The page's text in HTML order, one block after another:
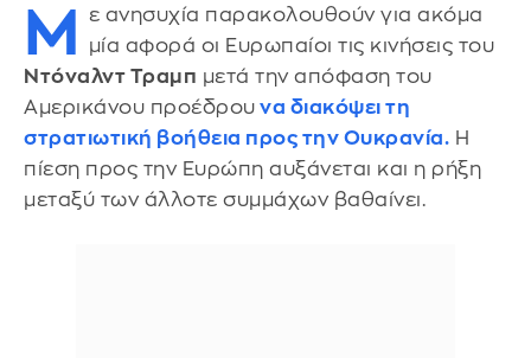
Μ
ε ανησυχία παρακολουθούν για ακόμα
μία αφορά οι Ευρωπαίοι τις κινήσεις του
Ντόναλντ Τραμπ μετά την απόφαση του
Αμερικάνου προέδρου να διακόψει τη
στρατιωτική βοήθεια προς την Ουκρανία. Η
πίεση προς την Ευρώπη αυξάνεται και η ρήξη
μεταξύ των άλλοτε συμμάχων βαθαίνει.